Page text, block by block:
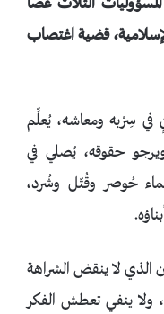
الثلاث عصًا
قضية اغتصاب
سِرْبه ومعاشه، يُعلِّم
حقوقه، يُصلي في
حُوصر وقُتّل وشُرد،
لا ينقض الشراهة
ولا ينفي تعطش الفكر